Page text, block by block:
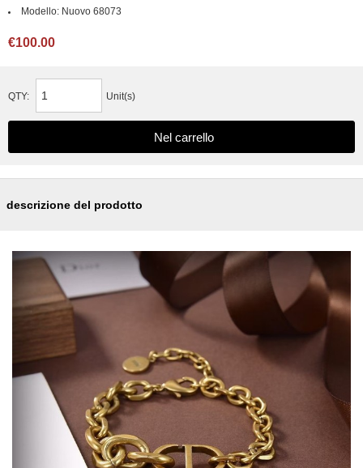
Modello: Nuovo 68073
€100.00
QTY: Unit(s)
descrizione del prodotto